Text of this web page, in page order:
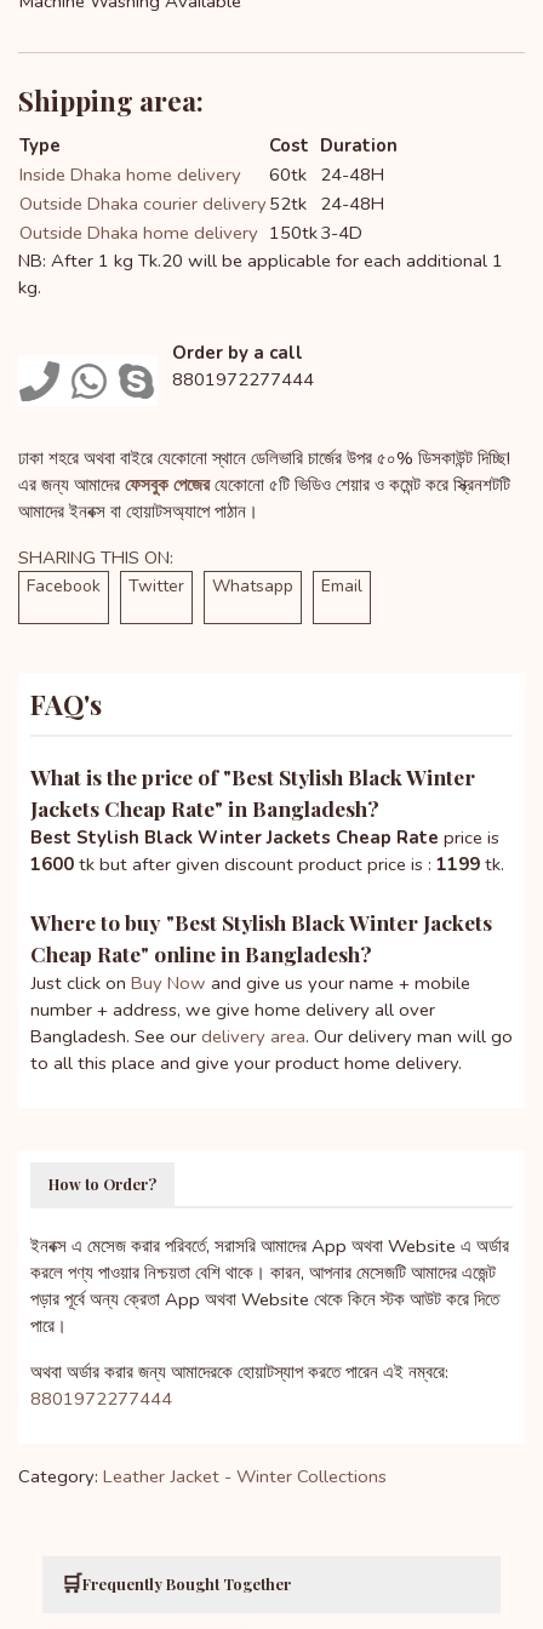
Shipping area:
Type Cost Duration
Inside Dhaka home delivery
60tk 24-48H
Outside Dhaka courier delivery52tk 24-48H
Outside Dhaka home delivery 150tk3-4D
NB: After 1 kg Tk.20 will be applicable for each additional 1
kg.
Order by a call
8801972277444
ঢাকা শহরে অথবা বাইরে যেকোনো স্থানে ডেলিভারি চার্জের উপর ৫০% ডিসকাউন্ট দিচ্ছি!
এর জন্য আমাদের ফেসবুক পেজেরযেকোনো ৫টি ভিডিও শেয়ার ও কমেন্ট করে স্ক্রিনশটটি
আমাদের ইনবক্স বা হোয়াটসঅ্যাপে পাঠান।
SHARING THIS ON:
Facebook Twitter Whatsapp Email
FAQ's
What is the price of "Best Stylish Black Winter
Jackets Cheap Rate" in Bangladesh?
Best Stylish Black Winter Jackets Cheap Rate price is
1600 tk but after given discount product price is : 1199 tk.
Where to buy "Best Stylish Black Winter Jackets
Cheap Rate" online in Bangladesh?
Just click on Buy Now and give us your name + mobile
number + address, we give home delivery all over
Bangladesh. See our delivery area. Our delivery man will go
to all this place and give your product home delivery.
How to Order?
ইনবক্স এ মেসেজ করার পরিবর্তে, সরাসরি আমাদের App অথবা Website এ অর্ডার
করলে পণ্য পাওয়ার নিশ্চয়তা বেশি থাকে। কারন, আপনার মেসেজটি আমাদের এজেন্ট
পড়ার পূর্বে অন্য ক্রেতা App অথবা Website থেকে কিনে স্টক আউট করে দিতে
পারে।
অথবা অর্ডার করার জন্য আমাদেরকে হোয়াটস্যাপ করতে পারেন এই নম্বরে:
8801972277444
Category: Leather Jacket - Winter Collections
🛒Frequently Bought Together